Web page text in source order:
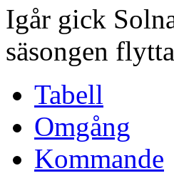
Igår gick
säsongen
Tabell
Omgång
Kommande